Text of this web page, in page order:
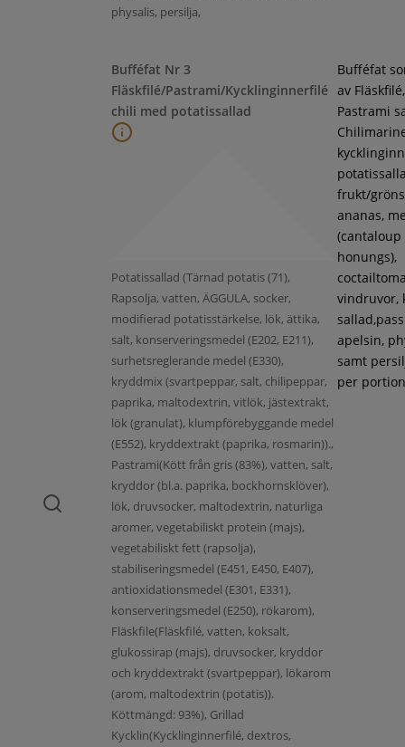
physalis, persilja,
Bufféfat Nr 3
Fläskfilé/Pastrami/Kycklinginnerfilé
chili med potatissallad
Potatissallad (Tärnad potatis (71),
Rapsolja, vatten, ÄGGULA, socker,
modifierad potatisstärkelse, lök, ättika,
salt, konserveringsmedel (E202, E211),
surhetsreglerande medel (E330),
kryddmix (svartpeppar, salt, chilipeppar,
paprika, maltodextrin, vitlök, jästextrakt,
lök (granulat), klumpförebyggande medel
(E552), kryddextrakt (paprika, rosmarin)).,
Pastrami(Kött från gris (83%), vatten, salt,
kryddor (bl.a. paprika, bockhornsklöver),
lök, druvsocker, maltodextrin, naturliga
aromer, vegetabiliskt protein (majs),
vegetabiliskt fett (rapsolja),
stabiliseringsmedel (E451, E450, E407),
antioxidationsmedel (E301, E331),
konserveringsmedel (E250), rökarom),
Fläskfile(Fläskfilé, vatten, koksalt,
glukossirap (majs), druvsocker, kryddor
och kryddextrakt (svartpeppar), lökarom
(arom, maltodextrin (potatis)).
Köttmängd: 93%), Grillad
Kycklin(Kycklinginnerfilé, dextros,
Bufféfat
av Fläskfilé,
Pastrami
frukt/
ananas,
(cantaloup
honungs),
vindruvor,
apelsin,
samt
per